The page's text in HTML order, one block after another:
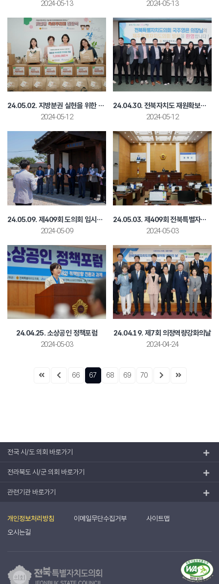
2024-05-13
2024-05-13
24.05.02. 지방분권 실현을 위한 저소득가구 희망 나눔
2024-05-12
24.04.30. 전북자치도 재원확보마련 정책협의
2024-05-12
24.05.09. 제409회 도의회 임시회 문화건설안전위원회 현지의정활동(초남이성지)
2024-05-09
24.05.03. 제409회 전북특별자치도의회 임시회 제1차 본회의
2024-05-03
24.04.25. 소상공인 정책포럼
2024-05-03
24.04.19. 제7회 의정역량강화의날
2024-04-24
66 67 68 69 70
전국 시/도 의회 바로가기
전라북도 시/군 의회 바로가기
관련기관 바로가기
개인정보처리방침 이메일무단수집거부
사이트맵
오시는길